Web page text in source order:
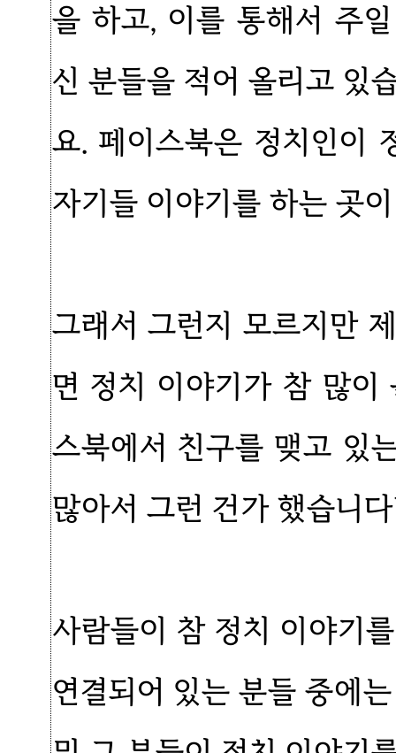
을 하고, 이를 통해서 주
신 분들을 적어 올리고 있
요. 페이스북은 정치인이
자기들 이야기를 하는 곳
그래서 그런지 모르지만
면 정치 이야기가 참 많
스북에서 친구를 맺고 있
많아서 그런 건가 했습니
사람들이 참 정치 이야기
연결되어 있는 분들 중에